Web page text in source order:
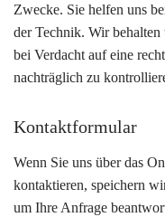
Zwecke. Sie helfen uns
der Technik. Wir
bei Verdacht auf eine
nachträglich zu
Kontaktformular
Wenn Sie uns über das
kontaktieren, speichern
um Ihre Anfrage